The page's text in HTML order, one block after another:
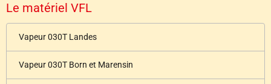
Le matériel VFL
Vapeur 030T Landes
Vapeur 030T Born et Marensin